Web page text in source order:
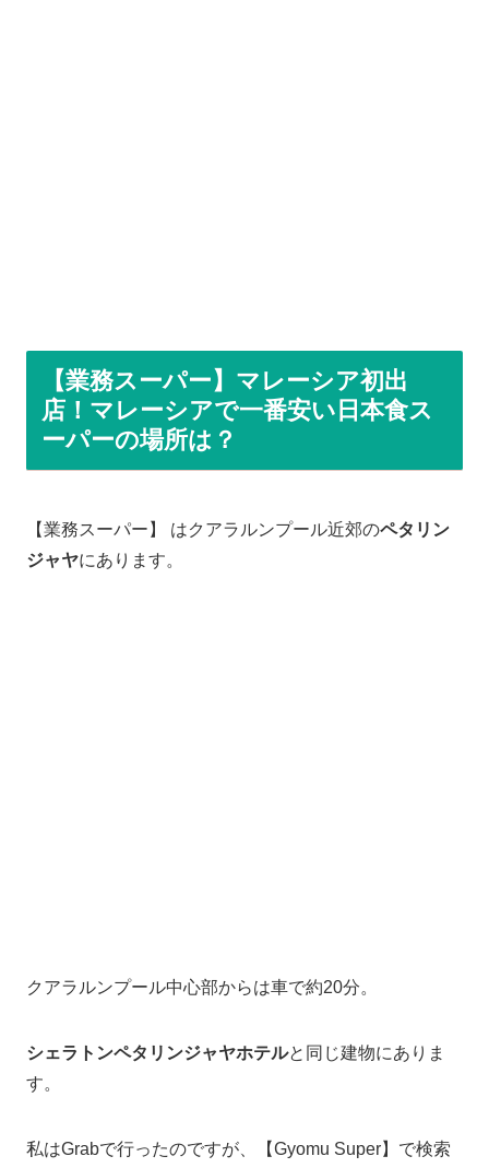
【業務スーパー】マレーシア初出
店！マレーシアで一番安い日本食ス
ーパーの場所は？
【業務スーパー】 はクアラルンプール近郊のペタリン
ジャヤにあります。
クアラルンプール中心部からは車で約20分。
シェラトンペタリンジャヤホテルと同じ建物にありま
す。
私はGrabで行ったのですが、【Gyomu Super】で検索